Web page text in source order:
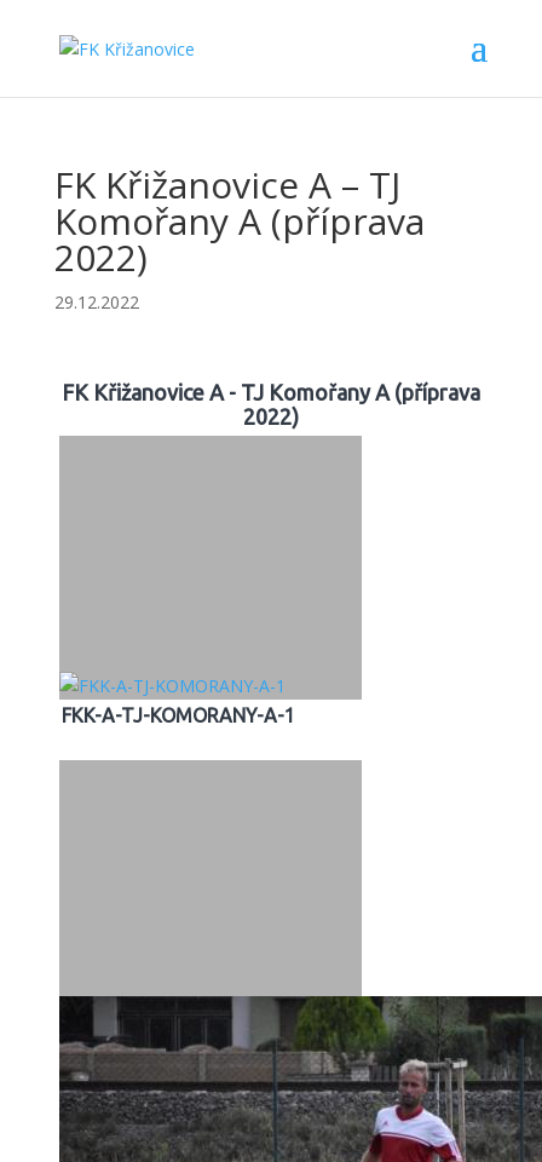
FK Křižanovice A – TJ
Komořany A (příprava
2022)
29.12.2022
FK Křižanovice A - TJ Komořany A (příprava
2022)
FKK-A-TJ-KOMORANY-A-1